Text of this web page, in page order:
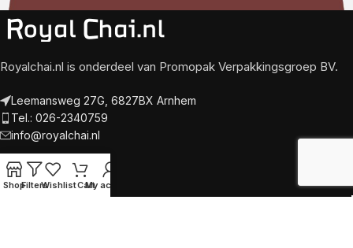
Royalchai.nl is onderdeel van Promopak Verpakkingsgroep BV.
Leemansweg 27G, 6827BX Arnhem
Tel.: 026-2340759
info@royalchai.nl
Levering
ShopFiltersWishlistCartMy account